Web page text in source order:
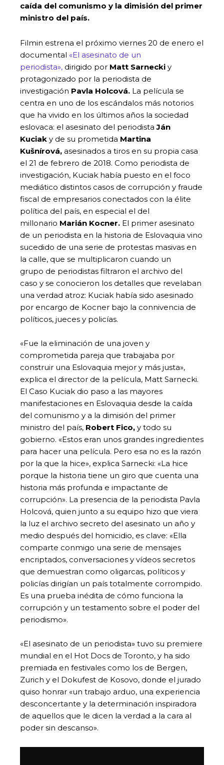
caída del comunismo y la dimisión del primer
ministro del país.
Filmin estrena el próximo viernes 20 de enero el
documental «El asesinato de un
periodista», dirigido por Matt Sarnecki y
protagonizado por la periodista de
investigación Pavla Holcová. La película se
centra en uno de los escándalos más notorios
que ha vivido en los últimos años la sociedad
eslovaca: el asesinato del periodistaJán
Kuciak y de su prometida Martina
Kušnírová, asesinados a tiros en su propia casa
el 21 de febrero de 2018. Como periodista de
investigación, Kuciak había puesto en el foco
mediático distintos casos de corrupción y fraude
fiscal de empresarios conectados con la élite
política del país, en especial el del
millonario Marián Kocner. El primer asesinato
de un periodista en la historia de Eslovaquia vino
sucedido de una serie de protestas masivas en
la calle, que se multiplicaron cuando un
grupo de periodistas filtraron el archivo del
caso y se conocieron los detalles que revelaban
una verdad atroz: Kuciak había sido asesinado
por encargo de Kocner bajo la connivencia de
políticos, jueces y policías.
«Fue la eliminación de una joven y
comprometida pareja que trabajaba por
construir una Eslovaquia mejor y más justa»,
explica el director de la película, Matt Sarnecki.
El Caso Kuciak dio paso a las mayores
manifestaciones en Eslovaquia desde la caída
del comunismo y a la dimisión del primer
ministro del país, Robert Fico, y todo su
gobierno. «Estos eran unos grandes ingredientes
para hacer una película. Pero esa no es la razón
por la que la hice», explica Sarnecki: «La hice
porque la historia tiene un giro que cuenta una
historia más profunda e impactante de
corrupción». La presencia de la periodista Pavla
Holcová, quien junto a su equipo hizo que viera
la luz el archivo secreto del asesinato un año y
medio después del homicidio, es clave: «Ella
comparte conmigo una serie de mensajes
encriptados, conversaciones y vídeos secretos
que demuestran como oligarcas, políticos y
policías dirigían un país totalmente corrompido.
Es una prueba inédita de cómo funciona la
corrupción y un testamento sobre el poder del
periodismo».
«El asesinato de un periodista» tuvo su premiere
mundial en el Hot Docs de Toronto, y ha sido
premiada en festivales como los de Bergen,
Zurich y el Dokufest de Kosovo, donde el jurado
quiso honrar «un trabajo arduo, una experiencia
desconcertante y la determinación inspiradora
de aquellos que le dicen la verdad a la cara al
poder sin descanso».